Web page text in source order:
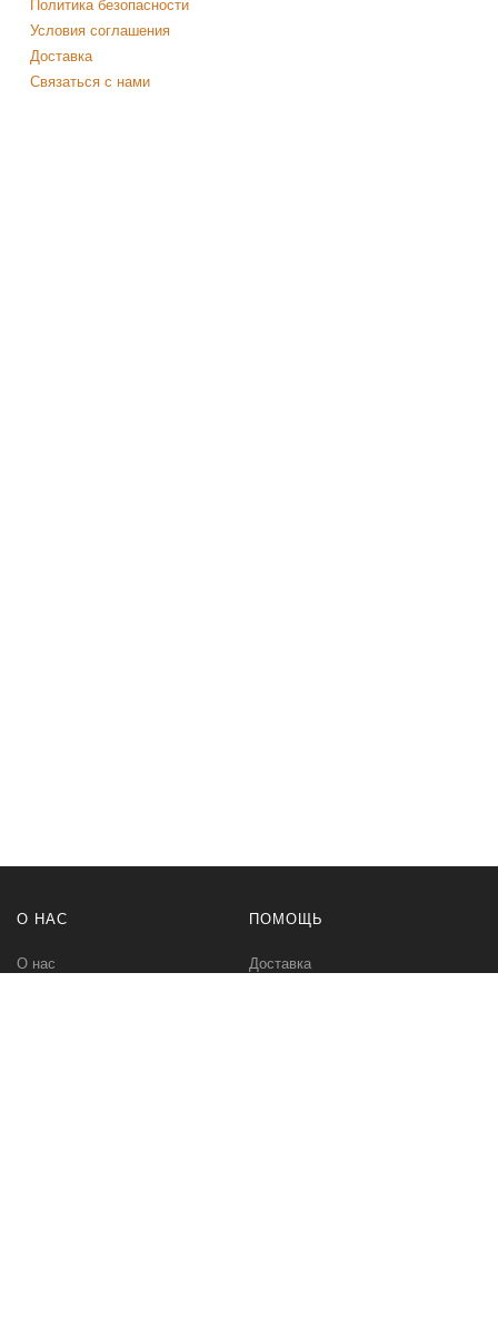
Политика безопасности
Условия соглашения
Доставка
Связаться с нами
О НАС
О нас
ПОМОЩЬ
Доставка